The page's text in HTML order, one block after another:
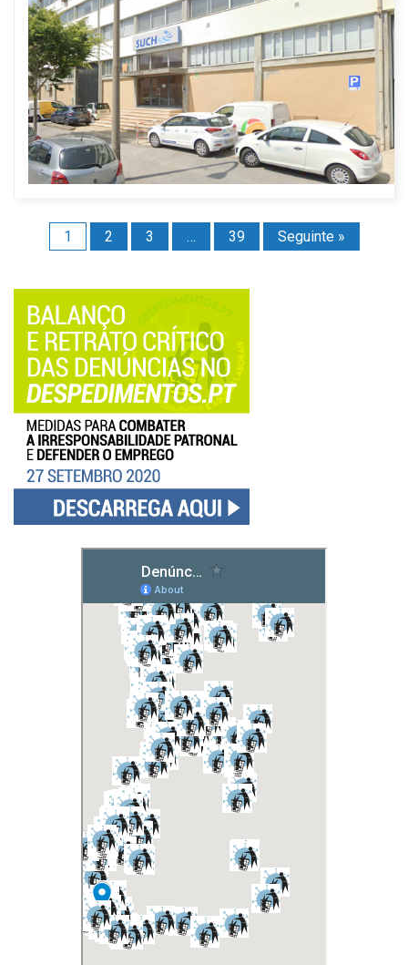
1 2 3 … 39 Seguinte »